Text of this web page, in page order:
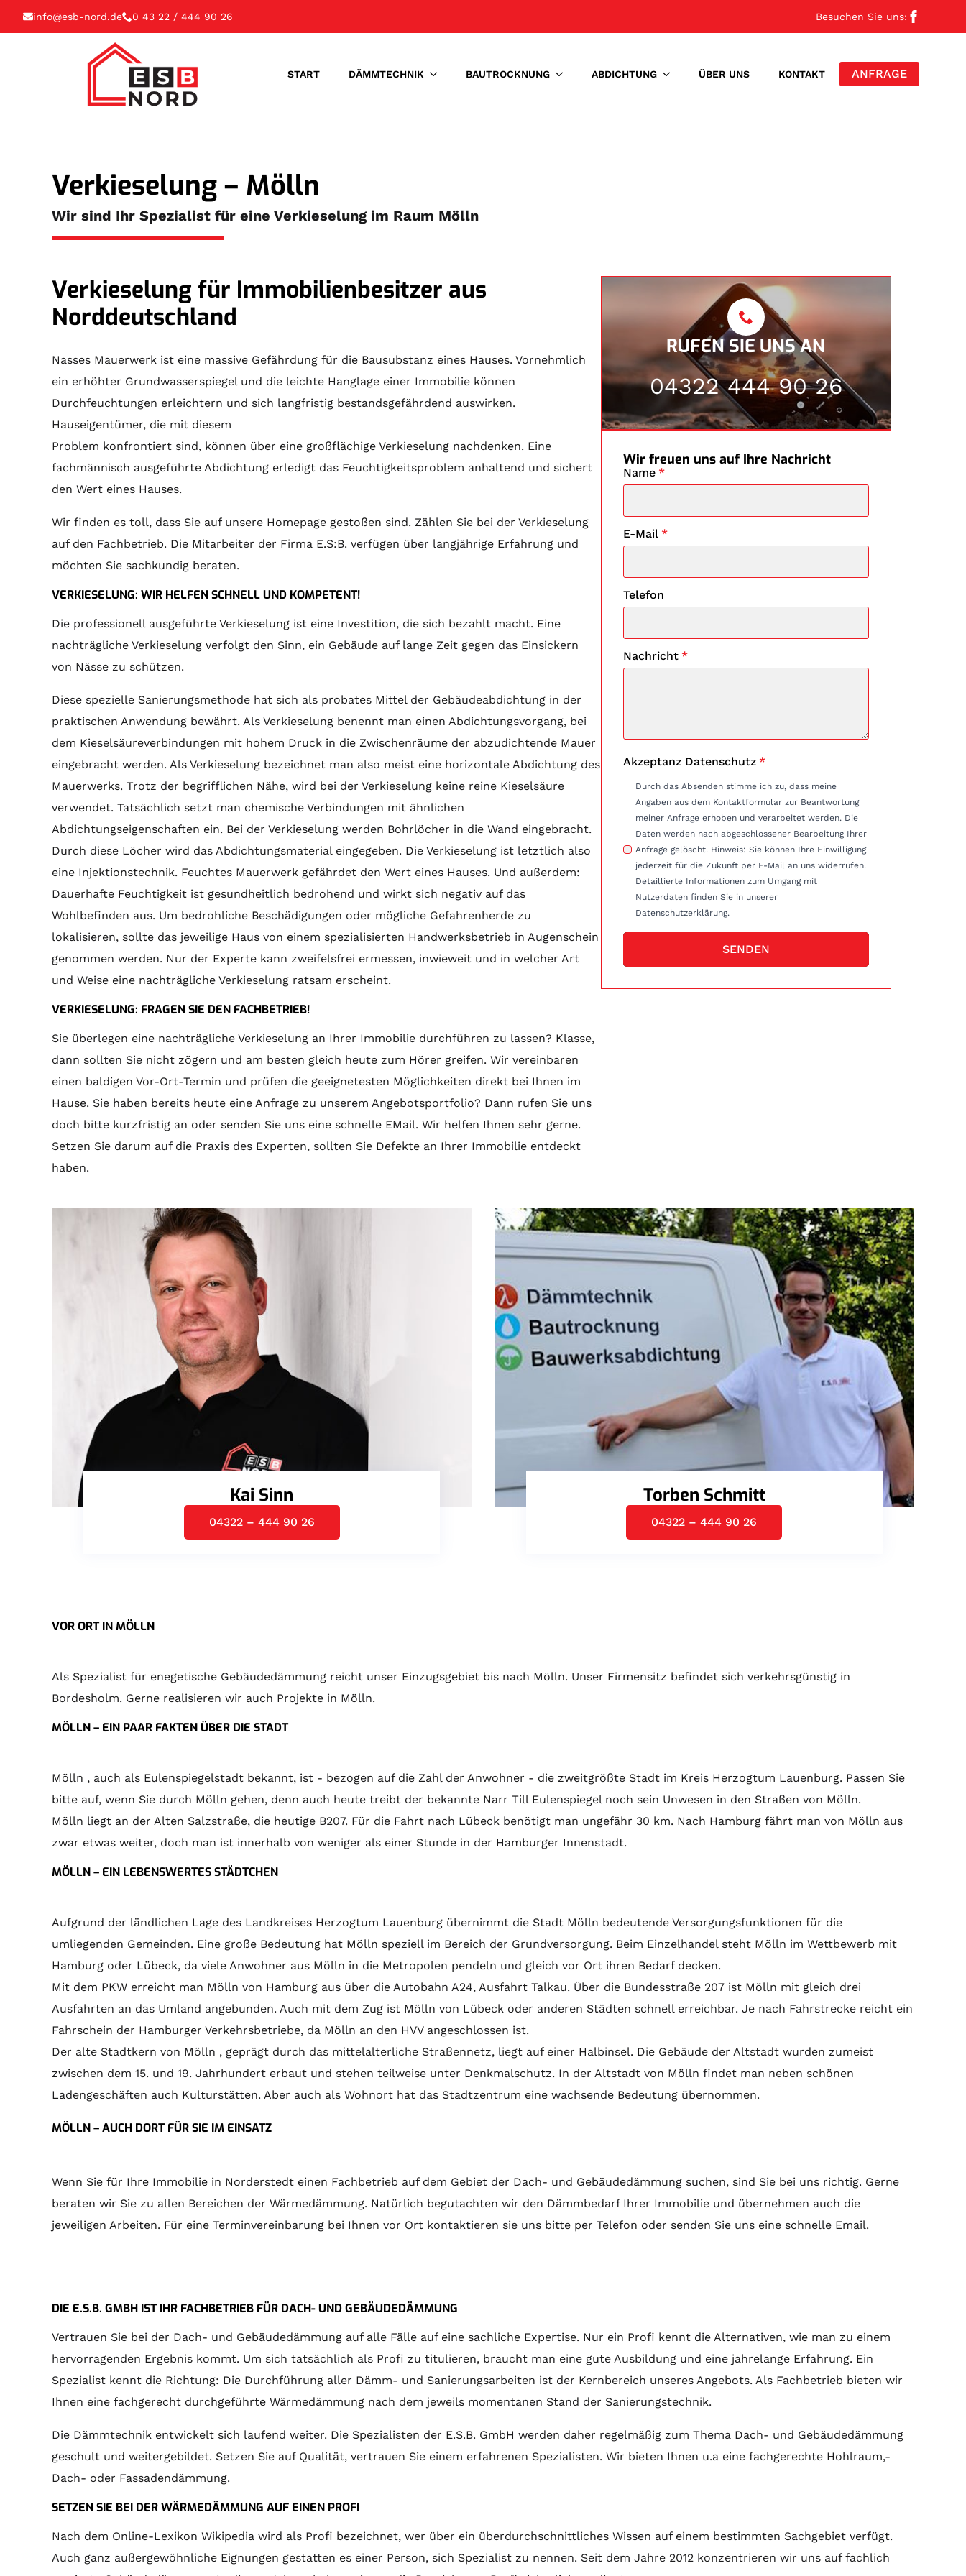
info@esb-nord.de 0 43 22 / 444 90 26 Besuchen Sie uns:
START DÄMMTECHNIK BAUTROCKNUNG ABDICHTUNG ÜBER UNS KONTAKT ANFRAGE
Verkieselung – Mölln
Wir sind Ihr Spezialist für eine Verkieselung im Raum Mölln
Verkieselung für Immobilienbesitzer aus
Norddeutschland
Nasses Mauerwerk ist eine massive Gefährdung für die Bausubstanz eines Hauses. Vornehmlich
ein erhöhter Grundwasserspiegel und die leichte Hanglage einer Immobilie können
Durchfeuchtungen erleichtern und sich langfristig bestandsgefährdend auswirken.
Hauseigentümer, die mit diesem
Problem konfrontiert sind, können über eine großflächige Verkieselung nachdenken. Eine
fachmännisch ausgeführte Abdichtung erledigt das Feuchtigkeitsproblem anhaltend und sichert
den Wert eines Hauses.
Wir finden es toll, dass Sie auf unsere Homepage gestoßen sind. Zählen Sie bei der Verkieselung
auf den Fachbetrieb. Die Mitarbeiter der Firma E.S:B. verfügen über langjährige Erfahrung und
möchten Sie sachkundig beraten.
VERKIESELUNG: WIR HELFEN SCHNELL UND KOMPETENT!
Die professionell ausgeführte Verkieselung ist eine Investition, die sich bezahlt macht. Eine
nachträgliche Verkieselung verfolgt den Sinn, ein Gebäude auf lange Zeit gegen das Einsickern
von Nässe zu schützen.
Diese spezielle Sanierungsmethode hat sich als probates Mittel der Gebäudeabdichtung in der
praktischen Anwendung bewährt. Als Verkieselung benennt man einen Abdichtungsvorgang, bei
dem Kieselsäureverbindungen mit hohem Druck in die Zwischenräume der abzudichtende Mauer
eingebracht werden. Als Verkieselung bezeichnet man also meist eine horizontale Abdichtung des
Mauerwerks. Trotz der begrifflichen Nähe, wird bei der Verkieselung keine reine Kieselsäure
verwendet. Tatsächlich setzt man chemische Verbindungen mit ähnlichen
Abdichtungseigenschaften ein. Bei der Verkieselung werden Bohrlöcher in die Wand eingebracht.
Durch diese Löcher wird das Abdichtungsmaterial eingegeben. Die Verkieselung ist letztlich also
eine Injektionstechnik. Feuchtes Mauerwerk gefährdet den Wert eines Hauses. Und außerdem:
Dauerhafte Feuchtigkeit ist gesundheitlich bedrohend und wirkt sich negativ auf das
Wohlbefinden aus. Um bedrohliche Beschädigungen oder mögliche Gefahrenherde zu
lokalisieren, sollte das jeweilige Haus von einem spezialisierten Handwerksbetrieb in Augenschein
genommen werden. Nur der Experte kann zweifelsfrei ermessen, inwieweit und in welcher Art
und Weise eine nachträgliche Verkieselung ratsam erscheint.
VERKIESELUNG: FRAGEN SIE DEN FACHBETRIEB!
Sie überlegen eine nachträgliche Verkieselung an Ihrer Immobilie durchführen zu lassen? Klasse,
dann sollten Sie nicht zögern und am besten gleich heute zum Hörer greifen. Wir vereinbaren
einen baldigen Vor-Ort-Termin und prüfen die geeignetesten Möglichkeiten direkt bei Ihnen im
Hause. Sie haben bereits heute eine Anfrage zu unserem Angebotsportfolio? Dann rufen Sie uns
doch bitte kurzfristig an oder senden Sie uns eine schnelle EMail. Wir helfen Ihnen sehr gerne.
Setzen Sie darum auf die Praxis des Experten, sollten Sie Defekte an Ihrer Immobilie entdeckt
haben.
RUFEN SIE UNS AN
04322 444 90 26
Wir freuen uns auf Ihre Nachricht
Name *
E-Mail *
Telefon
Nachricht *
Akzeptanz Datenschutz *
Durch das Absenden stimme ich zu, dass meine
Angaben aus dem Kontaktformular zur Beantwortung
meiner Anfrage erhoben und verarbeitet werden. Die
Daten werden nach abgeschlossener Bearbeitung Ihrer
Anfrage gelöscht. Hinweis: Sie können Ihre Einwilligung
jederzeit für die Zukunft per E-Mail an uns widerrufen.
Detaillierte Informationen zum Umgang mit
Nutzerdaten finden Sie in unserer
Datenschutzerklärung.
SENDEN
Kai Sinn
04322 – 444 90 26
Torben Schmitt
04322 – 444 90 26
VOR ORT IN MÖLLN
Als Spezialist für enegetische Gebäudedämmung reicht unser Einzugsgebiet bis nach Mölln. Unser Firmensitz befindet sich verkehrsgünstig in
Bordesholm. Gerne realisieren wir auch Projekte in Mölln.
MÖLLN – EIN PAAR FAKTEN ÜBER DIE STADT
Mölln , auch als Eulenspiegelstadt bekannt, ist - bezogen auf die Zahl der Anwohner - die zweitgrößte Stadt im Kreis Herzogtum Lauenburg. Passen Sie
bitte auf, wenn Sie durch Mölln gehen, denn auch heute treibt der bekannte Narr Till Eulenspiegel noch sein Unwesen in den Straßen von Mölln.
Mölln liegt an der Alten Salzstraße, die heutige B207. Für die Fahrt nach Lübeck benötigt man ungefähr 30 km. Nach Hamburg fährt man von Mölln aus
zwar etwas weiter, doch man ist innerhalb von weniger als einer Stunde in der Hamburger Innenstadt.
MÖLLN – EIN LEBENSWERTES STÄDTCHEN
Aufgrund der ländlichen Lage des Landkreises Herzogtum Lauenburg übernimmt die Stadt Mölln bedeutende Versorgungsfunktionen für die
umliegenden Gemeinden. Eine große Bedeutung hat Mölln speziell im Bereich der Grundversorgung. Beim Einzelhandel steht Mölln im Wettbewerb mit
Hamburg oder Lübeck, da viele Anwohner aus Mölln in die Metropolen pendeln und gleich vor Ort ihren Bedarf decken.
Mit dem PKW erreicht man Mölln von Hamburg aus über die Autobahn A24, Ausfahrt Talkau. Über die Bundesstraße 207 ist Mölln mit gleich drei
Ausfahrten an das Umland angebunden. Auch mit dem Zug ist Mölln von Lübeck oder anderen Städten schnell erreichbar. Je nach Fahrstrecke reicht ein
Fahrschein der Hamburger Verkehrsbetriebe, da Mölln an den HVV angeschlossen ist.
Der alte Stadtkern von Mölln , geprägt durch das mittelalterliche Straßennetz, liegt auf einer Halbinsel. Die Gebäude der Altstadt wurden zumeist
zwischen dem 15. und 19. Jahrhundert erbaut und stehen teilweise unter Denkmalschutz. In der Altstadt von Mölln findet man neben schönen
Ladengeschäften auch Kulturstätten. Aber auch als Wohnort hat das Stadtzentrum eine wachsende Bedeutung übernommen.
MÖLLN – AUCH DORT FÜR SIE IM EINSATZ
Wenn Sie für Ihre Immobilie in Norderstedt einen Fachbetrieb auf dem Gebiet der Dach- und Gebäudedämmung suchen, sind Sie bei uns richtig. Gerne
beraten wir Sie zu allen Bereichen der Wärmedämmung. Natürlich begutachten wir den Dämmbedarf Ihrer Immobilie und übernehmen auch die
jeweiligen Arbeiten. Für eine Terminvereinbarung bei Ihnen vor Ort kontaktieren sie uns bitte per Telefon oder senden Sie uns eine schnelle Email.
DIE E.S.B. GMBH IST IHR FACHBETRIEB FÜR DACH- UND GEBÄUDEDÄMMUNG
Vertrauen Sie bei der Dach- und Gebäudedämmung auf alle Fälle auf eine sachliche Expertise. Nur ein Profi kennt die Alternativen, wie man zu einem
hervorragenden Ergebnis kommt. Um sich tatsächlich als Profi zu titulieren, braucht man eine gute Ausbildung und eine jahrelange Erfahrung. Ein
Spezialist kennt die Richtung: Die Durchführung aller Dämm- und Sanierungsarbeiten ist der Kernbereich unseres Angebots. Als Fachbetrieb bieten wir
Ihnen eine fachgerecht durchgeführte Wärmedämmung nach dem jeweils momentanen Stand der Sanierungstechnik.
Die Dämmtechnik entwickelt sich laufend weiter. Die Spezialisten der E.S.B. GmbH werden daher regelmäßig zum Thema Dach- und Gebäudedämmung
geschult und weitergebildet. Setzen Sie auf Qualität, vertrauen Sie einem erfahrenen Spezialisten. Wir bieten Ihnen u.a eine fachgerechte Hohlraum,-
Dach- oder Fassadendämmung.
SETZEN SIE BEI DER WÄRMEDÄMMUNG AUF EINEN PROFI
Nach dem Online-Lexikon Wikipedia wird als Profi bezeichnet, wer über ein überdurchschnittliches Wissen auf einem bestimmten Sachgebiet verfügt.
Auch ganz außergewöhnliche Eignungen gestatten es einer Person, sich Spezialist zu nennen. Seit dem Jahre 2012 konzentrieren wir uns auf fachlich